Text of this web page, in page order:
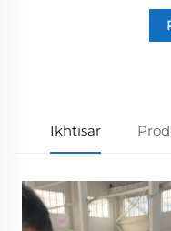
Ikhtisar